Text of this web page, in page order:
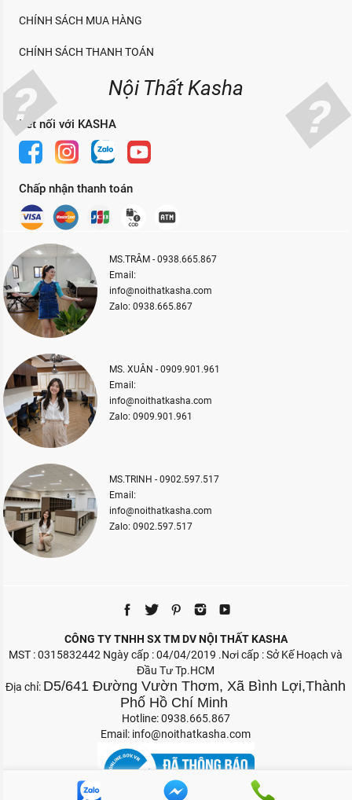
CHÍNH SÁCH MUA HÀNG
CHÍNH SÁCH THANH TOÁN
Nội Thất Kasha
Kết nối với KASHA
Chấp nhận thanh toán
MS.TRÂM - 0938.665.867
Email:
info@noithatkasha.com
Zalo: 0938.665.867
MS. XUÂN - 0909.901.961
Email:
info@noithatkasha.com
Zalo: 0909.901.961
MS.TRINH - 0902.597.517
Email:
info@noithatkasha.com
Zalo: 0902.597.517
CÔNG TY TNHH SX TM DV NỘI THẤT KASHA
MST : 0315832442 Ngày cấp : 04/04/2019 .Nơi cấp : Sở Kế Hoạch và
Đầu Tư Tp.HCM
Địa chỉ: D5/641 Đường Vườn Thơm, Xã Bình Lợi,Thành
Phố Hồ Chí Minh
Hotline: 0938.665.867
Email: info@noithatkasha.com